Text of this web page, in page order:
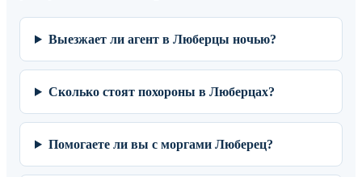
Выезжает ли агент в Люберцы ночью?
Сколько стоят похороны в Люберцах?
Помогаете ли вы с моргами Люберец?